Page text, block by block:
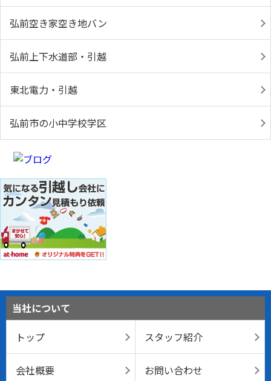
弘前空き家空き地バン
弘前上下水道部・引越
東北電力・引越
弘前市の小中学校学区
当社について
トップ
スタッフ紹介
会社概要 お問い合わせ